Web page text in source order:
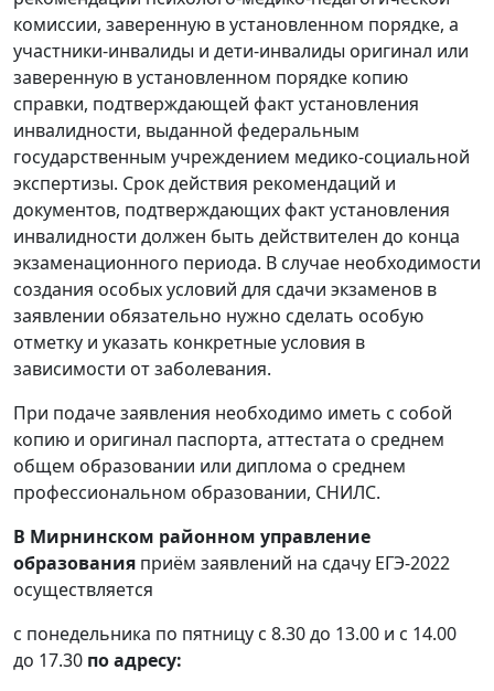
комиссии, заверенную в установленном порядке, а
участники-инвалиды и дети-инвалиды оригинал или
заверенную в установленном порядке копию
справки, подтверждающей факт установления
инвалидности, выданной федеральным
государственным учреждением медико-социальной
экспертизы. Срок действия рекомендаций и
документов, подтверждающих факт установления
инвалидности должен быть действителен до конца
экзаменационного периода. В случае необходимости
создания особых условий для сдачи экзаменов в
заявлении обязательно нужно сделать особую
отметку и указать конкретные условия в
зависимости от заболевания.
При подаче заявления необходимо иметь с собой
копию и оригинал паспорта, аттестата о среднем
общем образовании или диплома о среднем
профессиональном образовании, СНИЛС.
В Мирнинском районном управление
образования приём заявлений на сдачу ЕГЭ-2022
осуществляется
с понедельника по пятницу с 8.30 до 13.00 и с 14.00
до 17.30 по адресу: